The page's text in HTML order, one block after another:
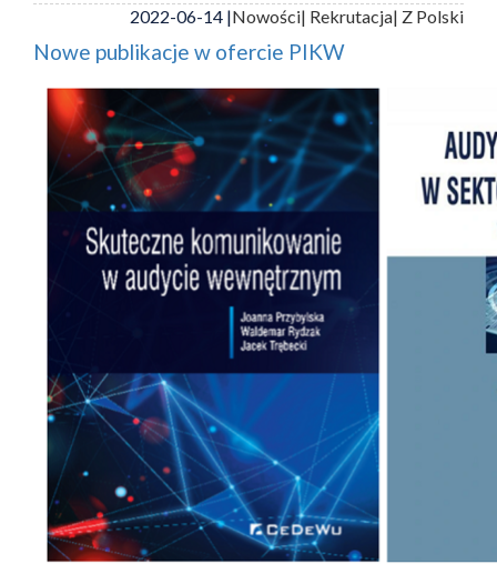
2022-06-14 |Nowości| Rekrutacja| Z Polski
Nowe publikacje w ofercie PIKW